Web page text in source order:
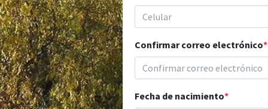
Confirmar correo electrónico*
Fecha de nacimiento*